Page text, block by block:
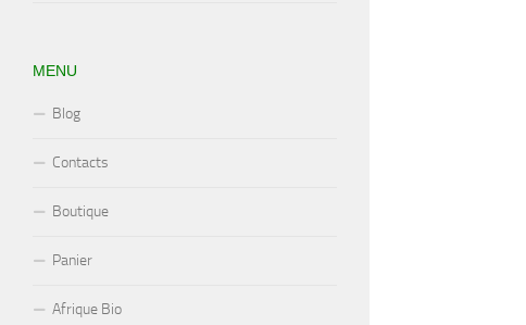
MENU
Blog
Contacts
Boutique
Panier
Afrique Bio